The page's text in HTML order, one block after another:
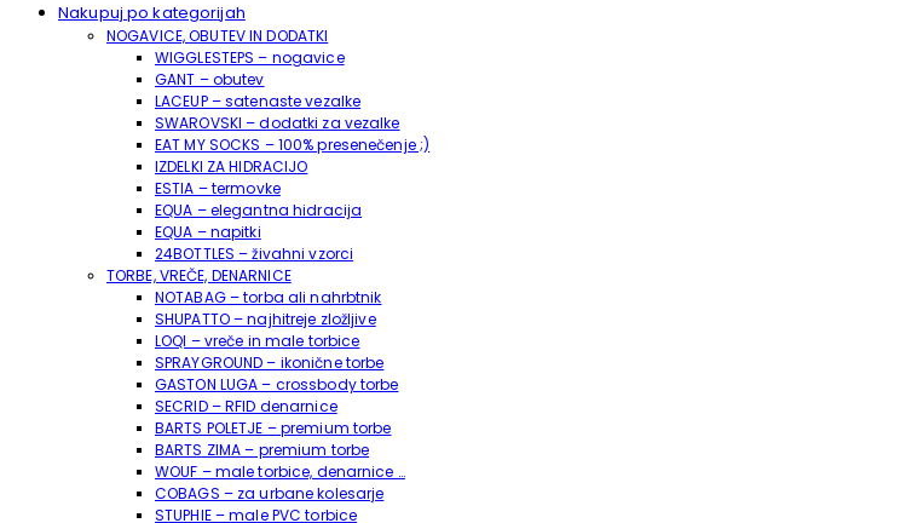
Nakupuj po kategorijah
NOGAVICE, OBUTEV IN DODATKI
WIGGLESTEPS – nogavice
GANT – obutev
LACEUP – satenaste vezalke
SWAROVSKI – dodatki za vezalke
EAT MY SOCKS – 100% presenečenje ;)
IZDELKI ZA HIDRACIJO
ESTIA – termovke
EQUA – elegantna hidracija
EQUA – napitki
24BOTTLES – živahni vzorci
TORBE, VREČE, DENARNICE
NOTABAG – torba ali nahrbtnik
SHUPATTO – najhitreje zložljive
LOQI – vreče in male torbice
SPRAYGROUND – ikonične torbe
GASTON LUGA – crossbody torbe
SECRID – RFID denarnice
BARTS POLETJE – premium torbe
BARTS ZIMA – premium torbe
WOUF – male torbice, denarnice …
COBAGS – za urbane kolesarje
STUPHIE – male PVC torbice